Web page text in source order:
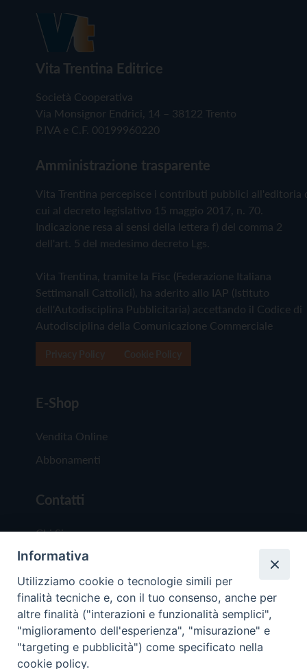
Vita Trentina Editrice
Società Cooperativa
Via Monsignor Endrici, 14 – 38122 Trento
P.IVA e C.F. 00199960220
Amministrazione trasparente
Vita Trentina percepisce i contributi pubblici all'editoria
cui al decreto legislativo 15 maggio 2017, n. 70.
Indicazione resa ai sensi della lettera f) del comma 2
dell'art. 5 del medesimo decreto Lgs.
Vita Trentina, tramite la Fisc (Federazione Italiana
Settimanali Cattolici), ha aderito allo IAP (Istituto
dell'Autodisciplina Pubblicitaria) accettando il Codice di
Autodisciplina della Comunicazione Commerciale
E-Shop
Vendita Online
Abbonamenti
Contatti
Chi Siamo
Redazione
Scrivici
Informativa
Utilizziamo cookie o tecnologie simili per
finalità tecniche e, con il tuo consenso, anche per
altre finalità ("interazioni e funzionalità semplici",
"miglioramento dell'esperienza", "misurazione" e
"targeting e pubblicità") come specificato nella
cookie policy.